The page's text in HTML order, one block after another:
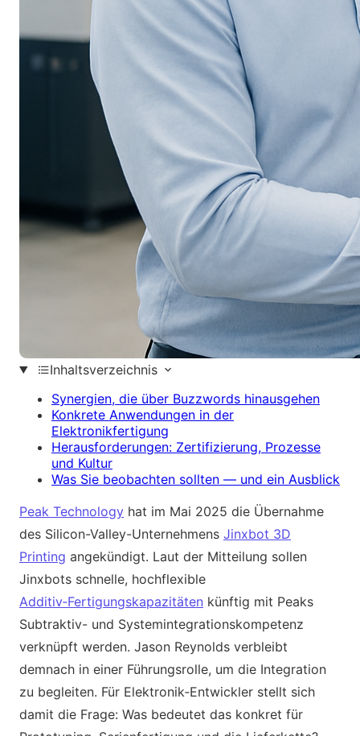
Inhaltsverzeichnis
Synergien, die über Buzzwords hinausgehen
Konkrete Anwendungen in der
Elektronikfertigung
Herausforderungen: Zertifizierung, Prozesse
und Kultur
Was Sie beobachten sollten — und ein Ausblick
Peak Technology hat im Mai 2025 die Übernahme
des Silicon-Valley-Unternehmens Jinxbot 3D
Printing angekündigt. Laut der Mitteilung sollen
Jinxbots schnelle, hochflexible
Additiv‑Fertigungskapazitäten künftig mit Peaks
Subtraktiv- und Systemintegrationskompetenz
verknüpft werden. Jason Reynolds verbleibt
demnach in einer Führungsrolle, um die Integration
zu begleiten. Für Elektronik‑Entwickler stellt sich
damit die Frage: Was bedeutet das konkret für